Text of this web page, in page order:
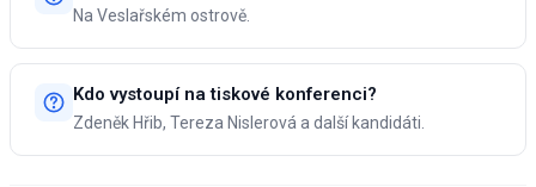
Na Veslařském ostrově.
Kdo vystoupí na tiskové konferenci?
Zdeněk Hřib, Tereza Nislerová a další kandidáti.